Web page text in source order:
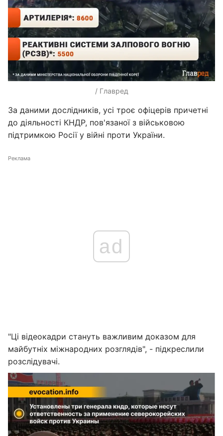
/ Главред
За даними дослідників, усі троє офіцерів причетні
до діяльності КНДР, пов'язаної з військовою
підтримкою Росії у війні проти України.
Реклама
ad
"Ці відеокадри стануть важливим доказом для
майбутніх міжнародних розглядів", - підкреслили
розслідувачі.